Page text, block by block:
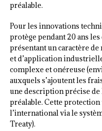
préalable.
Pour les innovations
protège pendant 20 ans
présentant un caractère
et d’application
complexe et onéreuse
auxquels s’ajoutent les
une description précise
préalable. Cette
l’international via le
Treaty).